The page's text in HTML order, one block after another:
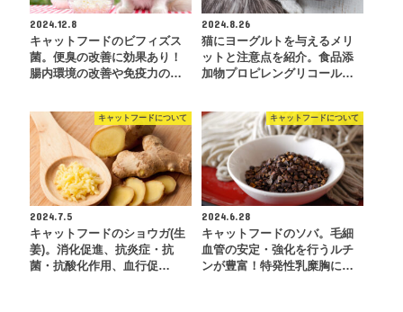
2024.12.8
キャットフードのビフィズス
菌。便臭の改善に効果あり！
腸内環境の改善や免疫力の…
2024.8.26
猫にヨーグルトを与えるメリ
ットと注意点を紹介。食品添
加物プロピレングリコール…
キャットフードについて
2024.7.5
キャットフードのショウガ(生
姜)。消化促進、抗炎症・抗
菌・抗酸化作用、血行促…
キャットフードについて
2024.6.28
キャットフードのソバ。毛細
血管の安定・強化を行うルチ
ンが豊富！特発性乳糜胸に…